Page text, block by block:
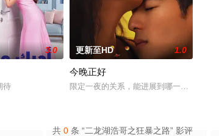
的时尚圣经《Runway》杂志
3.0
待
更新至HD 1.0
今晚正好
限定一夜的关系，能进展到哪一步？ 一段
共 0 条 “二龙湖浩哥之狂暴之路” 影评